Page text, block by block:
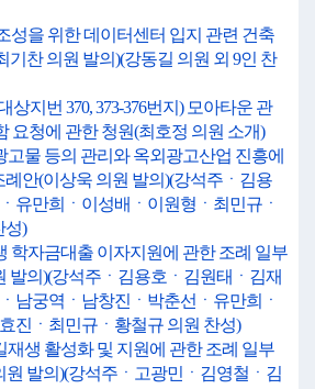
성을 위한 데이터센터 입지 관련 건축
기찬 의원 발의)(강동길 의원 외 9인 찬
상지번 370, 373-376번지) 모아타운 관
요청에 관한 청원(최호정 의원 소개)
고물 등의 관리와 옥외광고산업 진흥에
안(이상욱 의원 발의)(강석주ㆍ김용
유만희ㆍ이성배ㆍ이원형ㆍ최민규ㆍ
성)
학자금대출 이자지원에 관한 조례 일부
발의)(강석주ㆍ김용호ㆍ김원태ㆍ김재
남궁역ㆍ남창진ㆍ박춘선ㆍ유만희ㆍ
진ㆍ최민규ㆍ황철규 의원 찬성)
재생 활성화 및 지원에 관한 조례 일부
발의)(강석주ㆍ고광민ㆍ김영철ㆍ김